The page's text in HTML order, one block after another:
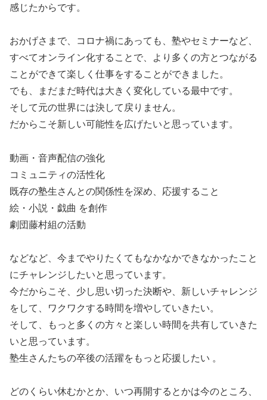
感じたからです。
おかげさまで、コロナ禍にあっても、塾やセミナーなど、
すべてオンライン化することで、より多くの方とつながる
ことができて楽しく仕事をすることができました。
でも、まだまだ時代は大きく変化している最中です。
そして元の世界には決して戻りません。
だからこそ新しい可能性を広げたいと思っています。
動画・音声配信の強化
コミュニティの活性化
既存の塾生さんとの関係性を深め、応援すること
絵・小説・戯曲 を創作
劇団藤村組の活動
などなど、今までやりたくてもなかなかできなかったこと
にチャレンジしたいと思っています。
今だからこそ、少し思い切った決断や、新しいチャレンジ
をして、ワクワクする時間を増やしていきたい。
そして、もっと多くの方々と楽しい時間を共有していきた
いと思っています。
塾生さんたちの卒後の活躍をもっと応援したい 。
どのくらい休むかとか、いつ再開するとかは今のところ、